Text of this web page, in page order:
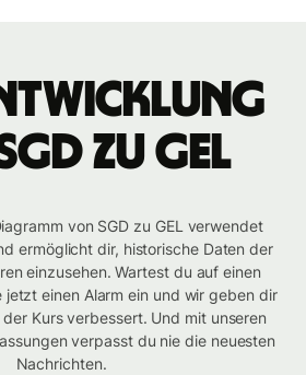
zu GEL
von SGD zu GEL verwendet
ermöglicht dir, historische Daten der
einzusehen. Wartest du auf einen
jetzt einen Alarm ein und wir geben dir
Kurs verbessert. Und mit unseren
verpasst du nie die neuesten
Nachrichten.